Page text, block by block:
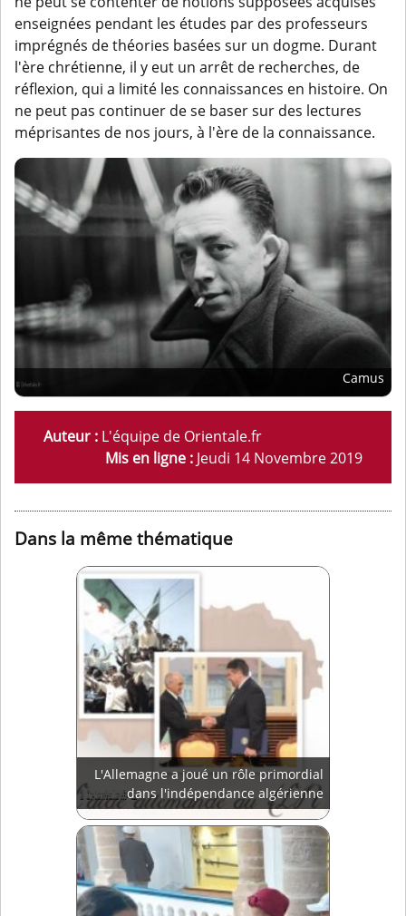
enseignées pendant les études par des professeurs
imprégnés de théories basées sur un dogme. Durant
l'ère chrétienne, il y eut un arrêt de recherches, de
réflexion, qui a limité les connaissances en histoire. On
ne peut pas continuer de se baser sur des lectures
méprisantes de nos jours, à l'ère de la connaissance.
Camus
Auteur : L'équipe de Orientale.fr
Mis en ligne : Jeudi 14 Novembre 2019
Dans la même thématique
L'Allemagne a joué un rôle primordial
dans l'indépendance algérienne